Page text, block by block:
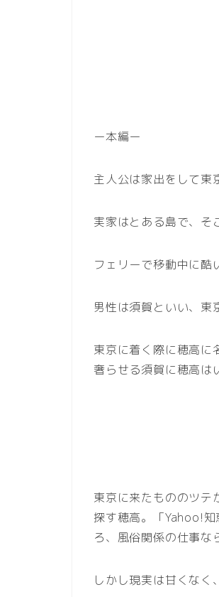
ー本編ー
主人公は家出をして東
実家はとある島で、そ
フェリーで移動中に酷
男性は須賀といい、東
東京に着く際に穂高に
奢らせる須賀に穂高は
東京に来たもののツテ
探す穂高。「Yahoo!
ろ、風俗関係の仕事な
しかし現実は甘くなく